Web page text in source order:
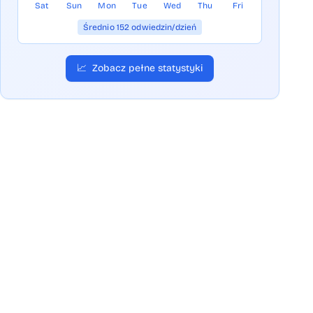
Sat Sun Mon Tue Wed Thu Fri
Średnio 152 odwiedzin/dzień
📈 Zobacz pełne statystyki